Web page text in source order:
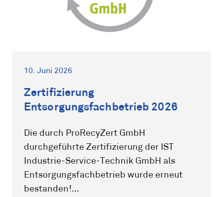
10. Juni 2026
Zertifizierung
Entsorgungsfachbetrieb 2026
Die durch ProRecyZert GmbH
durchgeführte Zertifizierung der IST
Industrie-Service-Technik GmbH als
Entsorgungsfachbetrieb wurde erneut
bestanden!...